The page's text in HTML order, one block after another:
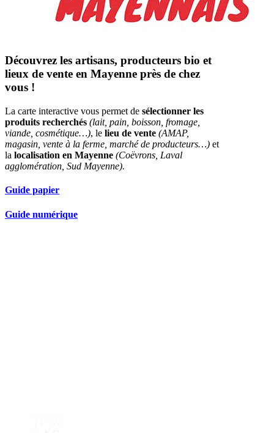
Découvrez les artisans, producteurs bio et
lieux de vente en Mayenne près de chez
vous !
La carte interactive vous permet de sélectionner les
produits recherchés (lait, pain, boisson, fromage,
viande, cosmétique…), le lieu de vente (AMAP,
magasin, vente à la ferme, marché de producteurs…) et
la localisation en Mayenne (Coëvrons, Laval
agglomération, Sud Mayenne).
Guide papier
Guide numérique